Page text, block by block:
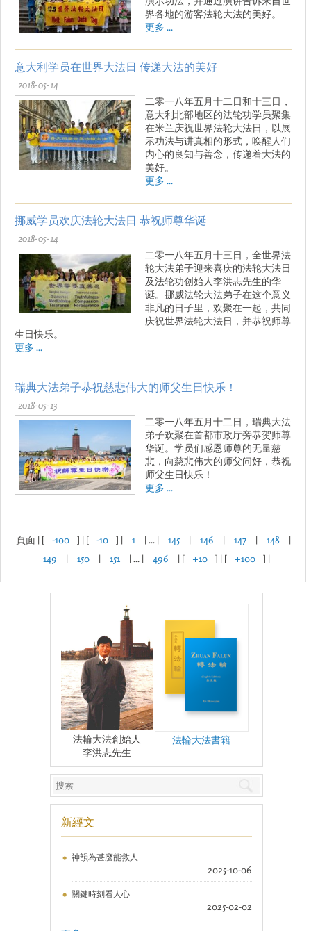
界各地的游客法轮大法的美好。
更多 ...
意大利学员在世界大法日 传递大法的美好
2018-05-14
二零一八年五月十二日和十三日，
意大利北部地区的法轮功学员聚集
在米兰庆祝世界法轮大法日，以展
示功法与讲真相的形式，唤醒人们
内心的良知与善念，传递着大法的
美好。
更多 ...
挪威学员欢庆法轮大法日 恭祝师尊华诞
2018-05-14
二零一八年五月十三日，全世界法
轮大法弟子迎来喜庆的法轮大法日
及法轮功创始人李洪志先生的华
诞。挪威法轮大法弟子在这个意义
非凡的日子里，欢聚在一起，共同
庆祝世界法轮大法日，并恭祝师尊
生日快乐。
更多 ...
瑞典大法弟子恭祝慈悲伟大的师父生日快乐！
2018-05-13
二零一八年五月十二日，瑞典大法
弟子欢聚在首都市政厅旁恭贺师尊
华诞。学员们感恩师尊的无量慈
悲，向慈悲伟大的师父问好，恭祝
师父生日快乐！
更多 ...
頁面 | [ -100 ] | [ -10 ] | 1 | ... | 145 | 146 | 147 | 148
|
149
| 150 | 151 | ... | 496 | [ +10 ] | [ +100 ] |
法輪大法創始人
李洪志先生
法輪大法書籍
新經文
神韻為甚麼能救人
2025-10-06
關鍵時刻看人心
2025-02-02